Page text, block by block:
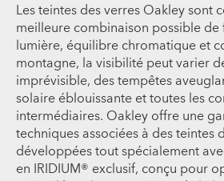
Les teintes des verres Oakley sont
meilleure combinaison possible
lumière, équilibre chromatique et
montagne, la visibilité peut varier
imprévisible, des tempêtes
solaire éblouissante et toutes les
intermédiaires. Oakley offre une
techniques associées à des teintes
développées tout spécialement
en IRIDIUM® exclusif, conçu pour